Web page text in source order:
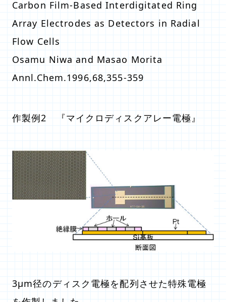
Carbon Film-Based Interdigitated Ring
Array Electrodes as Detectors in Radial
Flow Cells
Osamu Niwa and Masao Morita
Annl.Chem.1996,68,355-359
作製例2 『マイクロディスクアレー電極』
3μm径のディスク電極を配列させた特殊電極